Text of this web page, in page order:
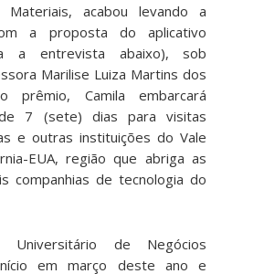
acabou levando a
a proposta do aplicativo
a entrevista abaixo), sob
Marilise Luiza Martins dos
prêmio, Camila embarcará
7 (sete) dias para visitas
e outras instituições do Vale
EUA, região que abriga as
companhias de tecnologia do
Universitário de Negócios
em março deste ano e